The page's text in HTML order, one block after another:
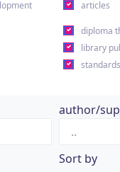
articles
diploma
library
standards
author/
Sort by